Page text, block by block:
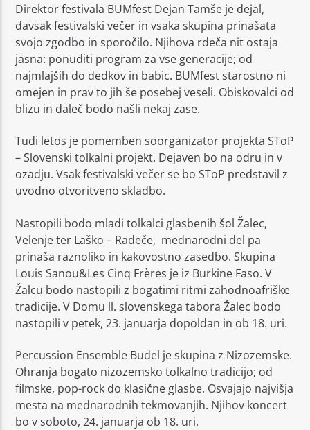
Moj Radio
Direktor festivala BUMfest Dejan Tamše je dejal,
davsak festivalski večer in vsaka skupina prinašata
svojo zgodbo in sporočilo. Njihova rdeča nit ostaja
jasna: ponuditi program za vse generacije; od
najmlajših do dedkov in babic. BUMfest starostno ni
omejen in prav to jih še posebej veseli. Obiskovalci od
blizu in daleč bodo našli nekaj zase.
Tudi letos je pomemben soorganizator projekta SToP
– Slovenski tolkalni projekt. Dejaven bo na odru in v
ozadju. Vsak festivalski večer se bo SToP predstavil z
uvodno otvoritveno skladbo.
Nastopili bodo mladi tolkalci glasbenih šol Žalec,
Velenje ter Laško – Radeče, mednarodni del pa
prinaša raznoliko in kakovostno zasedbo. Skupina
Louis Sanou&Les Cinq Frères je iz Burkine Faso. V
Žalcu bodo nastopili z bogatimi ritmi zahodnoafriške
tradicije. V Domu ll. slovenskega tabora Žalec bodo
nastopili v petek, 23. januarja dopoldan in ob 18. uri.
Percussion Ensemble Budel je skupina z Nizozemske.
Ohranja bogato nizozemsko tolkalno tradicijo; od
filmske, pop-rock do klasične glasbe. Osvajajo najvišja
mesta na mednarodnih tekmovanjih. Njihov koncert
bo v soboto, 24. januarja ob 18. uri.